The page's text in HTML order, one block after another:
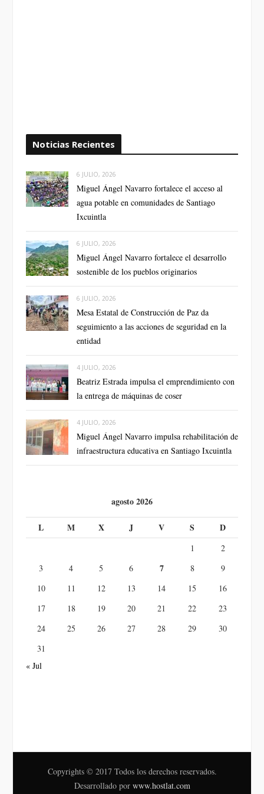
Noticias Recientes
6 JULIO, 2026
Miguel Ángel Navarro fortalece el acceso al
agua potable en comunidades de Santiago
Ixcuintla
6 JULIO, 2026
Miguel Ángel Navarro fortalece el desarrollo
sostenible de los pueblos originarios
6 JULIO, 2026
Mesa Estatal de Construcción de Paz da
seguimiento a las acciones de seguridad en la
entidad
4 JULIO, 2026
Beatriz Estrada impulsa el emprendimiento con
la entrega de máquinas de coser
4 JULIO, 2026
Miguel Ángel Navarro impulsa rehabilitación de
infraestructura educativa en Santiago Ixcuintla
agosto 2026
L M X J V S D
1
2
3
4 5 6 7 8
9
10
11 12 13 14 15
16
17
18 19 20 21 22
23
24
25 26 27 28 29
30
31
« Jul
Copyrights © 2017 Todos los derechos reservados.
Desarrollado por www.hostlat.com